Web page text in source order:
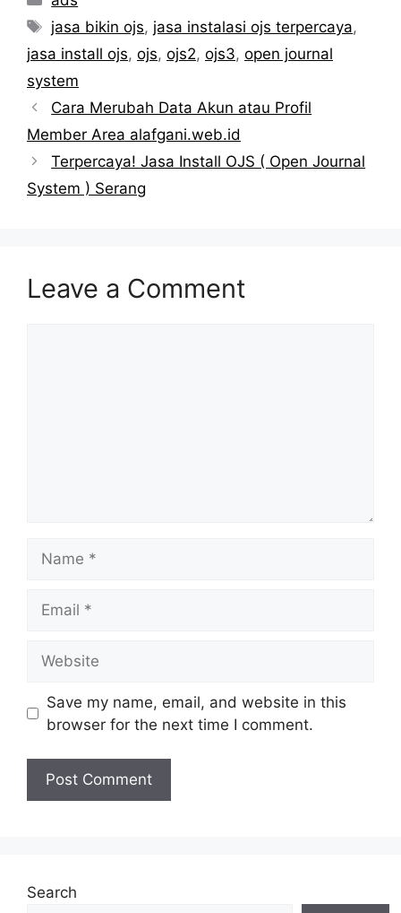
Tags
jasa bikin ojs, jasa instalasi ojs terpercaya,
jasa install ojs, ojs, ojs2, ojs3, open journal
system
Cara Merubah Data Akun atau Profil
Member Area alafgani.web.id
Terpercaya! Jasa Install OJS ( Open Journal
System ) Serang
Leave a Comment
Save my name, email, and website in this
browser for the next time I comment.
Search